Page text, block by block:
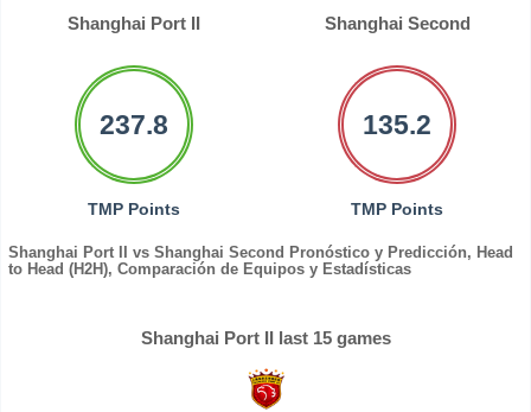
Shanghai Port II Shanghai Second
237.8
TMP Points
135.2
TMP Points
Shanghai Port II vs Shanghai Second Pronóstico y Predicción, Head
to Head (H2H), Comparación de Equipos y Estadísticas
Shanghai Port II last 15 games